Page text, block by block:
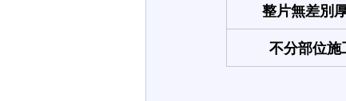
整片無差別
不分部位施